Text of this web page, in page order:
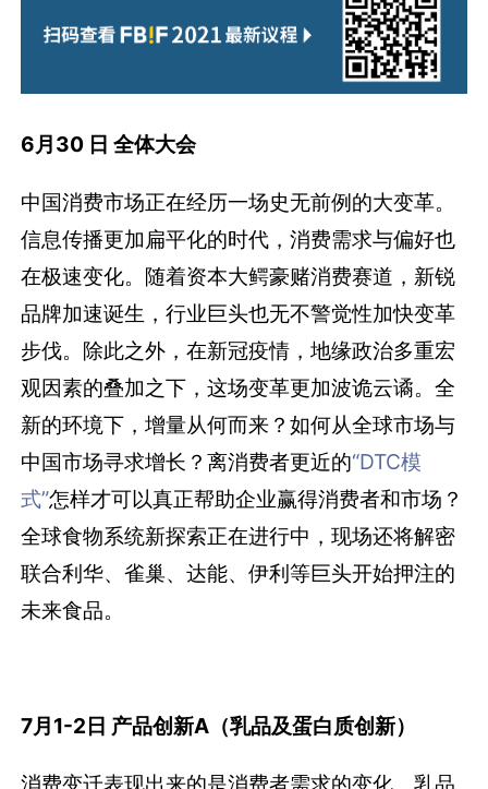
6月30 日 全体大会
中国消费市场正在经历一场史无前例的大变革。
信息传播更加扁平化的时代，消费需求与偏好也
在极速变化。随着资本大鳄豪赌消费赛道，新锐
品牌加速诞生，行业巨头也无不警觉性加快变革
步伐。除此之外，在新冠疫情，地缘政治多重宏
观因素的叠加之下，这场变革更加波诡云谲。全
新的环境下，增量从何而来？如何从全球市场与
中国市场寻求增长？离消费者更近的“DTC模
式”怎样才可以真正帮助企业赢得消费者和市场？
全球食物系统新探索正在进行中，现场还将解密
联合利华、雀巢、达能、伊利等巨头开始押注的
未来食品。
7月1-2日 产品创新A（乳品及蛋白质创新）
消费变迁表现出来的是消费者需求的变化。乳品